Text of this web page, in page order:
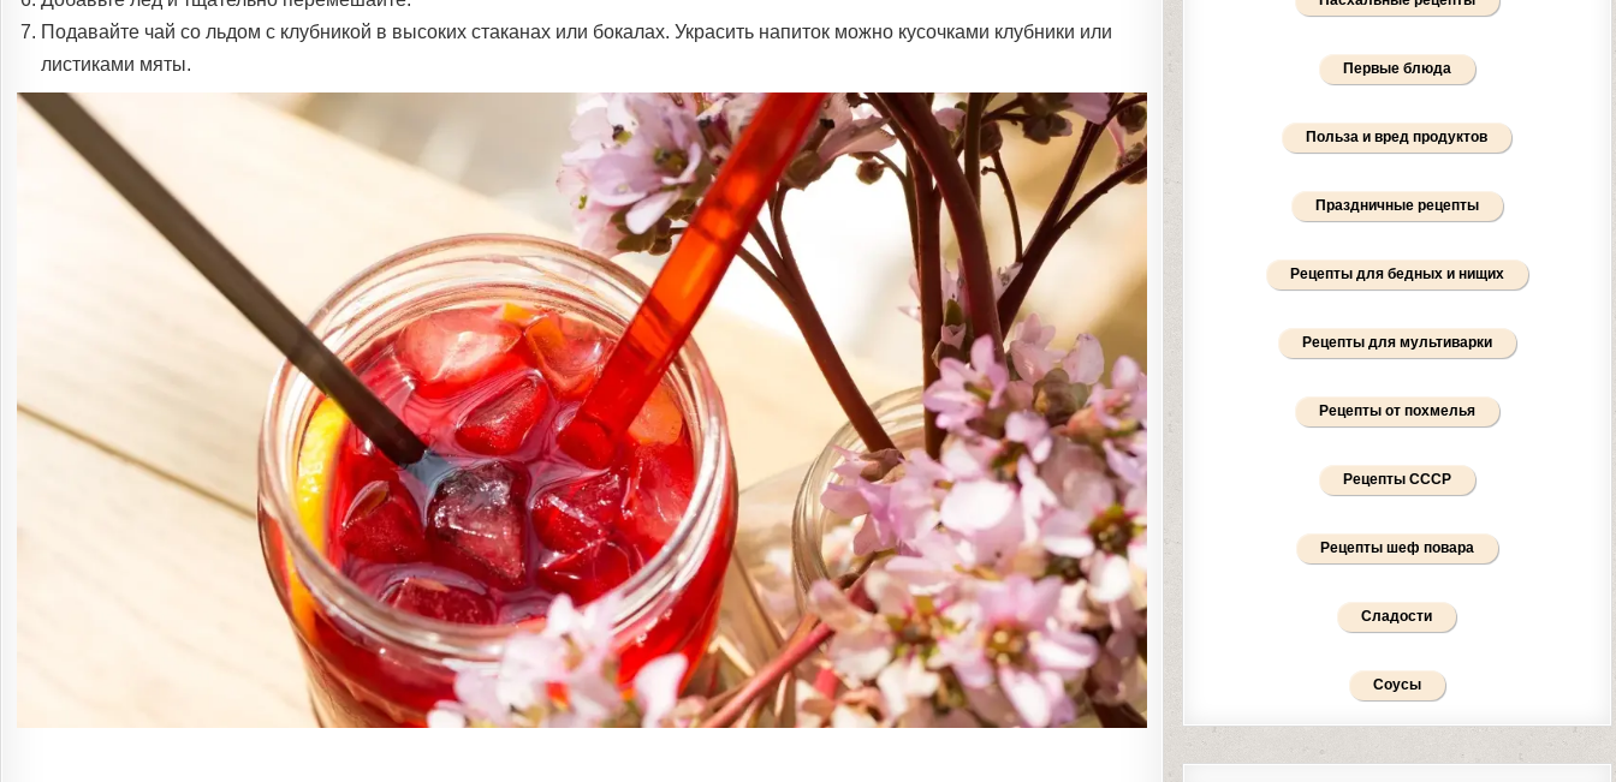
Подавайте чай со льдом с клубникой в ​​высоких стаканах или бокалах. Украсить напиток можно кусочками клубники или
листиками мяты.
Первые блюда
Польза и вред продуктов
Праздничные рецепты
Рецепты для бедных и нищих
Рецепты для мультиварки
Рецепты от похмелья
Рецепты СССР
Рецепты шеф повара
Сладости
Соусы